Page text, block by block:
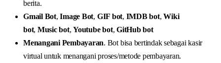
berita.
Gmail Bot,Image Bot, GIF bot, IMDB bot,Wiki
bot, Music bot,Youtube bot,GitHub bot
Menangani Pembayaran. Bot bisa bertindak sebagai kasir
virtual untuk menangani proses/metode pembayaran.